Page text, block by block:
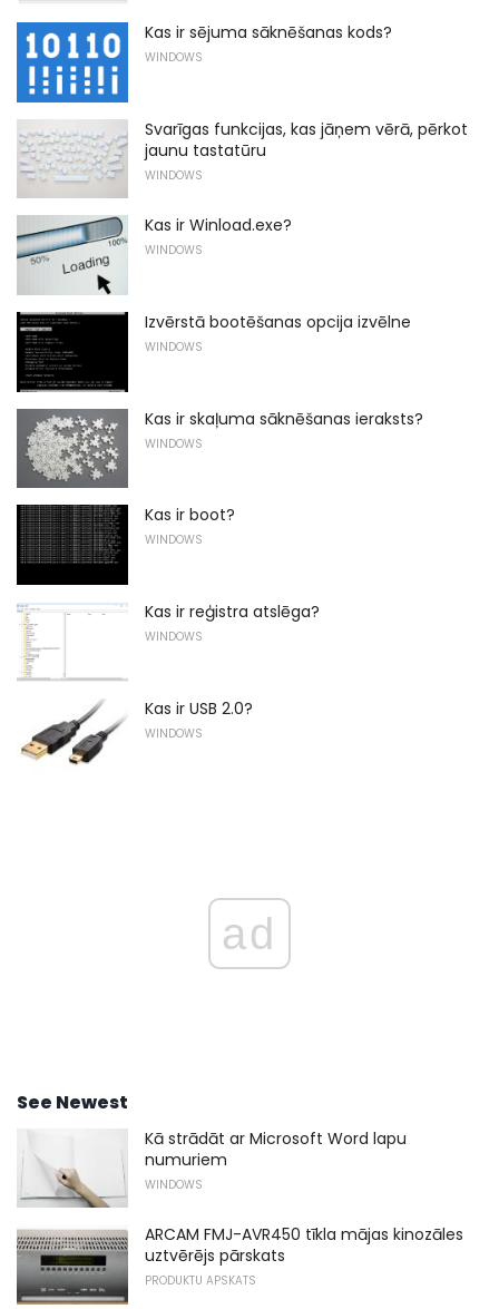
Kas ir sējuma sāknēšanas kods?
WINDOWS
Svarīgas funkcijas, kas jāņem vērā, pērkot
jaunu tastatūru
WINDOWS
Kas ir Winload.exe?
WINDOWS
Izvērstā bootēšanas opcija izvēlne
WINDOWS
Kas ir skaļuma sāknēšanas ieraksts?
WINDOWS
Kas ir boot?
WINDOWS
Kas ir reģistra atslēga?
WINDOWS
Kas ir USB 2.0?
WINDOWS
ad
See Newest
Kā strādāt ar Microsoft Word lapu
numuriem
WINDOWS
ARCAM FMJ-AVR450 tīkla mājas kinozāles
uztvērējs pārskats
PRODUKTU APSKATS